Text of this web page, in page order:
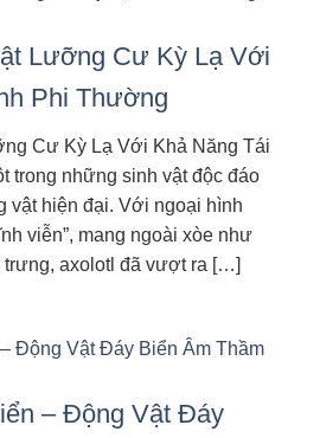
Lưỡng Cư Kỳ Lạ Với
Phi Thường
Cư Kỳ Lạ Với Khả Năng Tái
trong những sinh vật độc đáo
vật hiện đại. Với ngoại hình
viễn”, mang ngoài xòe như
trưng, axolotl đã vượt ra […]
– Động Vật Đáy